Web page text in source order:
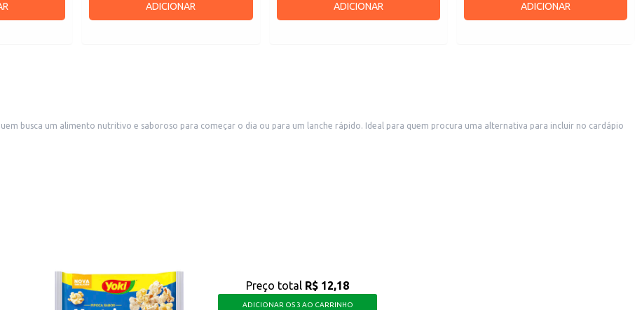
ADICIONAR ADICIONAR ADICIONAR
busca um alimento nutritivo e saboroso para começar o dia ou para um lanche rápido. Ideal para quem procura uma alternativa para incluir no cardápio
Preço total R$ 12,18
ADICIONAR OS 3 AO CARRINHO